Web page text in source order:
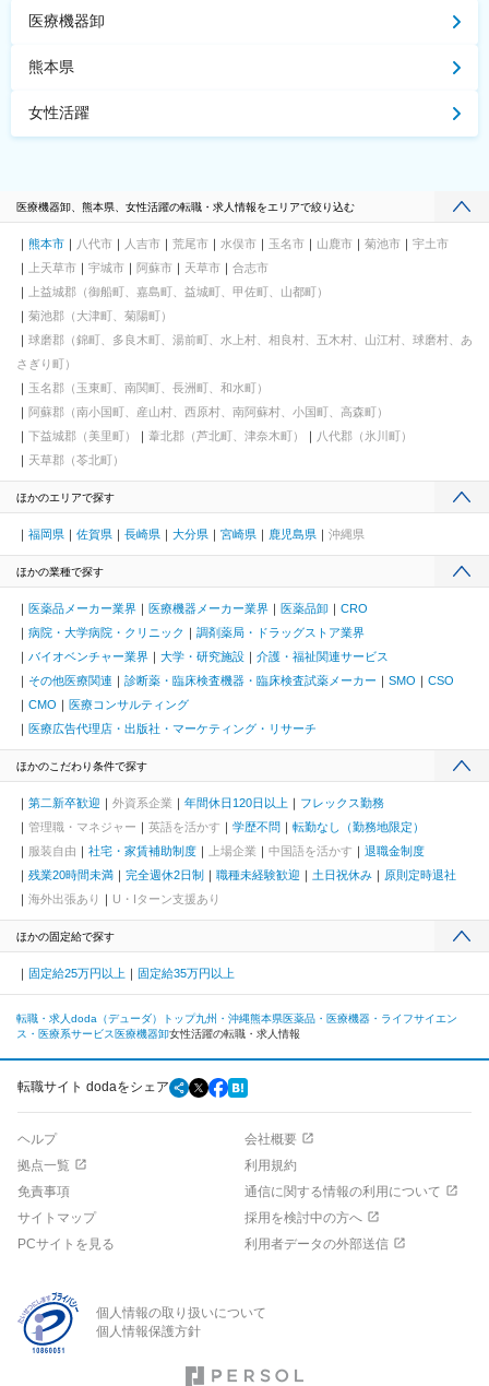
医療機器卸
熊本県
女性活躍
医療機器卸、熊本県、女性活躍の転職・求人情報をエリアで絞り込む
熊本市 八代市 人吉市 荒尾市 水俣市 玉名市 山鹿市 菊池市
宇土市
上天草市
宇城市 阿蘇市 天草市
合志市
上益城郡（御船町、嘉島町、益城町、甲佐町、山都町）
菊池郡（大津町、菊陽町）
球磨郡（錦町、多良木町、湯前町、水上村、相良村、五木村、山江村、球磨村、あ
さぎり町）
玉名郡（玉東町、南関町、長洲町、和水町）
阿蘇郡（南小国町、産山村、西原村、南阿蘇村、小国町、高森町）
下益城郡（美里町）
葦北郡（芦北町、津奈木町）
八代郡（氷川町）
天草郡（苓北町）
ほかのエリアで探す
福岡県 佐賀県 長崎県 大分県 宮崎県 鹿児島県 沖縄県
ほかの業種で探す
医薬品メーカー業界 医療機器メーカー業界 医薬品卸
CRO
病院・大学病院・クリニック
調剤薬局・ドラッグストア業界
バイオベンチャー業界
大学・研究施設
介護・福祉関連サービス
その他医療関連
診断薬・臨床検査機器・臨床検査試薬メーカー SMO
CSO
CMO
医療コンサルティング
医療広告代理店・出版社・マーケティング・リサーチ
ほかのこだわり条件で探す
第二新卒歓迎 外資系企業 年間休日120日以上
フレックス勤務
管理職・マネジャー
英語を活かす 学歴不問
転勤なし（勤務地限定）
服装自由
社宅・家賃補助制度 上場企業 中国語を活かす
退職金制度
残業20時間未満
完全週休2日制 職種未経験歓迎 土日祝休み
原則定時退社
海外出張あり
U・Iターン支援あり
ほかの固定給で探す
固定給25万円以上 固定給35万円以上
転職・求人doda（デューダ）トップ九州・沖縄熊本県医薬品・医療機器・ライフサイエン
ス・医療系サービス 医療機器卸女性活躍の転職・求人情報
転職サイト dodaをシェア
ヘルプ
会社概要
拠点一覧
利用規約
免責事項
通信に関する情報の利用について
サイトマップ
採用を検討中の方へ
PCサイトを見る
利用者データの外部送信
個人情報の取り扱いについて
個人情報保護方針